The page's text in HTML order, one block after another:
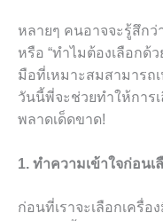
หลายๆ คนอาจจะรู้สึกว่
หรือ “ทำไมต้องเลือกด้ว
มือที่เหมาะสมสามารถ
วันนี้พี่จะช่วยทำให้การ
พลาดเด็ดขาด!
1. ทำความเข้าใจก่อนเ
ก่อนที่เราจะเลือกเครื่อ